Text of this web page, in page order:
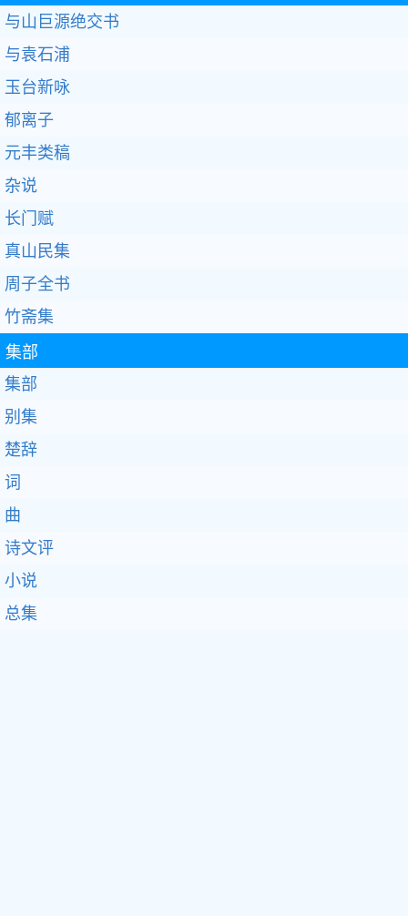
与山巨源绝交书
与袁石浦
玉台新咏
郁离子
元丰类稿
杂说
长门赋
真山民集
周子全书
竹斋集
集部
集部
别集
楚辞
词
曲
诗文评
小说
总集